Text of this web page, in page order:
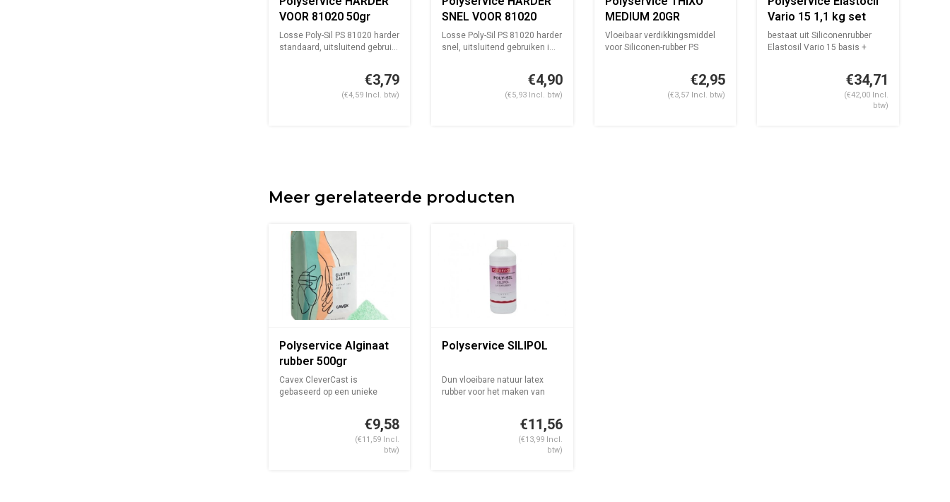
VOOR 81020 50gr
Losse Poly-Sil PS 81020 harder
standaard, uitsluitend gebrui...
€3,79
(€4,59 Incl. btw)
SNEL VOOR 81020
50gr
Losse Poly-Sil PS 81020 harder
snel, uitsluitend gebruiken i...
€4,90
(€5,93 Incl. btw)
MEDIUM 20GR
Vloeibaar verdikkingsmiddel
voor Siliconen-rubber PS
€2,95
(€3,57 Incl. btw)
Vario 15 1,1 kg set
bestaat uit Siliconenrubber
Elastosil Vario 15 basis +
€34,71
(€42,00 Incl.
btw)
Meer gerelateerde producten
Polyservice Alginaat
rubber 500gr
Cavex CleverCast is
gebaseerd op een unieke
€9,58
(€11,59 Incl.
btw)
Polyservice SILIPOL
Dun vloeibare natuur latex
rubber voor het maken van
€11,56
(€13,99 Incl.
btw)